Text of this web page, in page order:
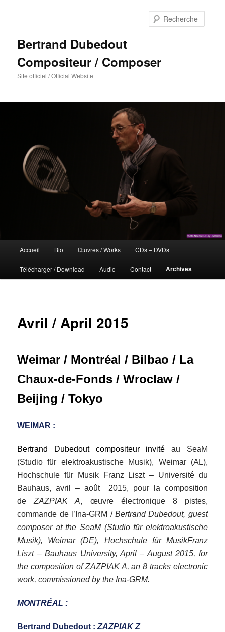
Bertrand Dubedout
Compositeur / Composer
Site officiel / Official Website
principal
Aller
au
principal
Accueil Bio Œuvres / Works CDs – DVDs
Télécharger / Download Audio Contact Archives
Avril / April 2015
Weimar / Montréal / Bilbao / La
Chaux-de-Fonds / Wroclaw /
Beijing / Tokyo
WEIMAR :
Bertrand Dubedout compositeur invitéau SeaM
(Studio für elektroakustische Musik), Weimar (AL),
Hochschule für Musik Franz Liszt – Université du
Bauhaus, avril – août 2015, pour la composition
deZAZPIAK A, œuvre électronique 8 pistes,
commande de l’Ina-GRM / Bertrand Dubedout, guest
composer at the SeaM (Studio für elektroakustische
Musik), Weimar (DE), Hochschule für MusikFranz
Liszt – Bauhaus University, April – August 2015, for
the composition of ZAZPIAK A, an 8 tracks electronic
work, commissioned by the Ina-GRM.
MONTRÉAL :
Bertrand Dubedout :ZAZPIAK Z